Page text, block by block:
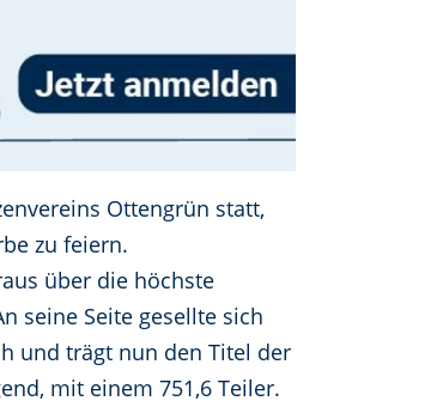
Ottengrün statt,
zu feiern.
über die höchste
seine Seite gesellte sich
und trägt nun den Titel der
mit einem 751,6 Teiler.